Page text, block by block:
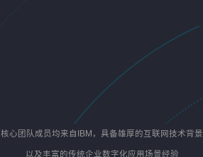
核心团队成员均来自IBM，具备雄厚的互联网技术背景
以及丰富的传统企业数字化应用场景经验